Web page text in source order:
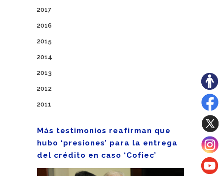
2017
2016
2015
2014
2013
2012
2011
Más testimonios reafirman que
hubo ‘presiones’ para la entrega
del crédito en caso ‘Cofiec’